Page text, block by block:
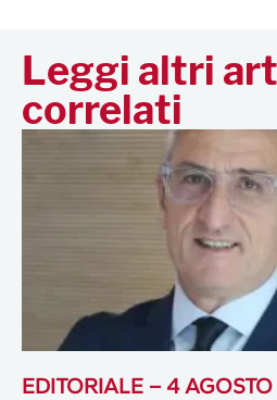
Leggi altri
correlati
EDITORIALE – 4